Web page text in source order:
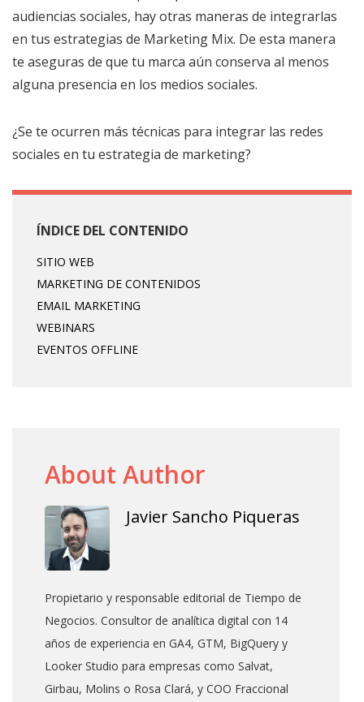
audiencias sociales, hay otras maneras de integrarlas
en tus estrategias de Marketing Mix. De esta manera
te aseguras de que tu marca aún conserva al menos
alguna presencia en los medios sociales.
¿Se te ocurren más técnicas para integrar las redes
sociales en tu estrategia de marketing?
ÍNDICE DEL CONTENIDO
SITIO WEB
MARKETING DE CONTENIDOS
EMAIL MARKETING
WEBINARS
EVENTOS OFFLINE
About Author
Javier Sancho Piqueras
Propietario y responsable editorial de Tiempo de
Negocios. Consultor de analítica digital con 14
años de experiencia en GA4, GTM, BigQuery y
Looker Studio para empresas como Salvat,
Girbau, Molins o Rosa Clará, y COO Fraccional